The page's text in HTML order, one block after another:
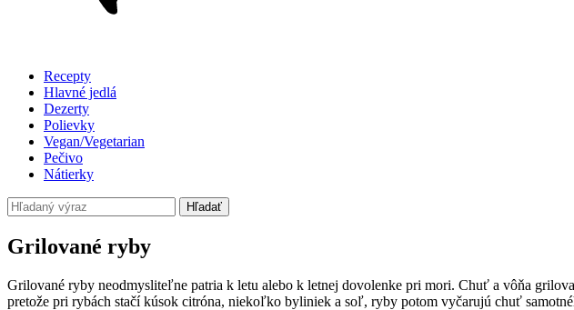
Recepty
Hlavné jedlá
Dezerty
Polievky
Vegan/Vegetarian
Pečivo
Nátierky
Hľadať
Grilované ryby
Grilované ryby neodmysliteľne patria k letu alebo k letnej dovolenke pri mori. Chuť a vôňa
pretože pri rybách stačí kúsok citróna, niekoľko byliniek a soľ, ryby potom vyčarujú chuť